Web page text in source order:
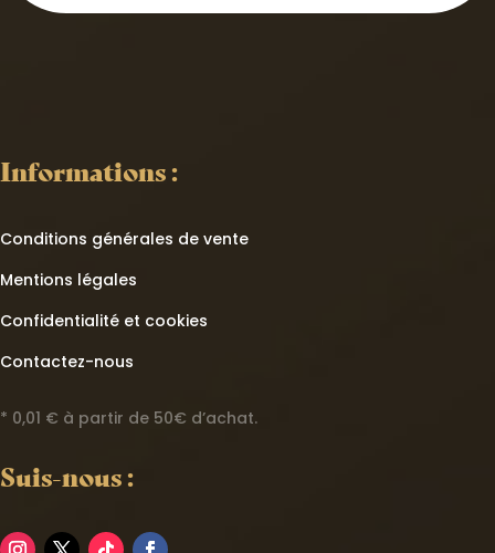
Informations :
Conditions générales de vente
Mentions légales
Confidentialité et cookies
Contactez-nous
* 0,01 € à partir de 50€ d’achat.
Suis-nous :